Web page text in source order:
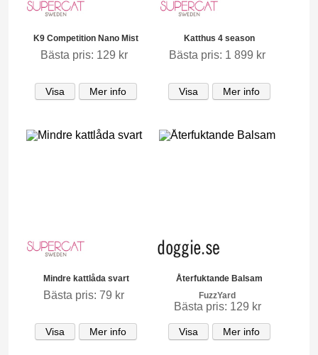
K9 Competition Nano Mist
Bästa pris: 129 kr
Visa Mer info
Katthus 4 season
Bästa pris: 1 899 kr
Visa Mer info
Mindre kattlåda svart
Bästa pris: 79 kr
Visa Mer info
Återfuktande Balsam
FuzzYard
Bästa pris: 129 kr
Visa Mer info